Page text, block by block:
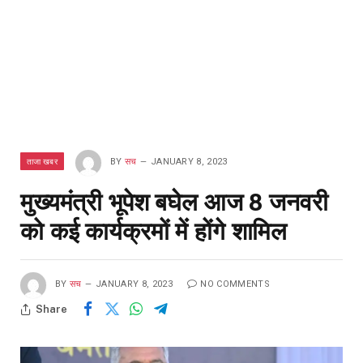
ताजा खबर BY सच JANUARY 8, 2023
मुख्यमंत्री भूपेश बघेल आज 8 जनवरी
को कई कार्यक्रमों में होंगे शामिल
BY सच JANUARY 8, 2023 NO COMMENTS
Share